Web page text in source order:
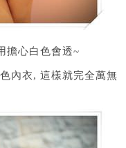
擔心白色會透~
內衣, 這樣就完全萬無